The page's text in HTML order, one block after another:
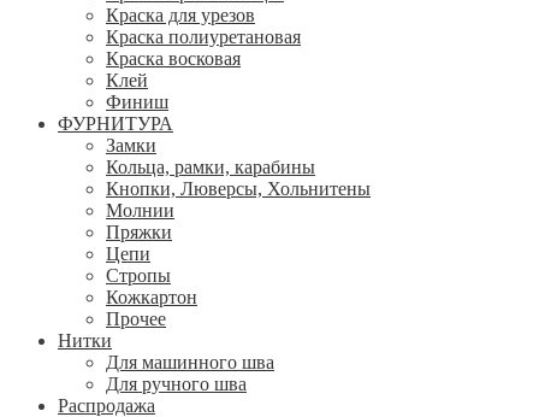
Краска для урезов
Краска полиуретановая
Краска восковая
Клей
Финиш
ФУРНИТУРА
Замки
Кольца, рамки, карабины
Кнопки, Люверсы, Хольнитены
Молнии
Пряжки
Цепи
Стропы
Кожкартон
Прочее
Нитки
Для машинного шва
Для ручного шва
Распродажа